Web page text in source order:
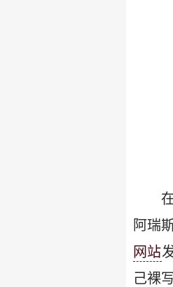
阿瑞
网站
己裸